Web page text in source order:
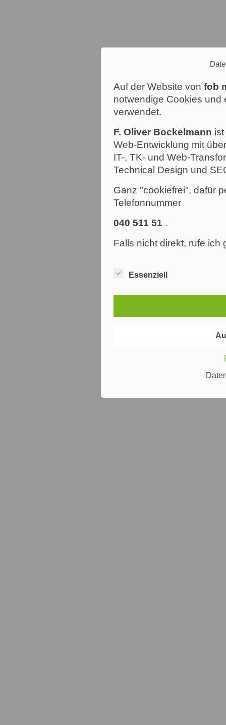
Auf der Website von fob
notwendige Cookies und
verwendet.
F. Oliver Bockelmann
Web-Entwicklung mit
IT-, TK- und Web-
Technical Design und
Ganz "cookiefrei", dafür
Telefonnummer
040 511 51 .
Falls nicht direkt, rufe ich
Essenziell